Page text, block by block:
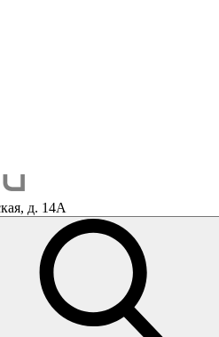
д. 14А